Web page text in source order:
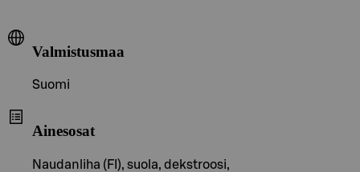
Valmistusmaa
Suomi
Ainesosat
Naudanliha (FI), suola, dekstroosi,